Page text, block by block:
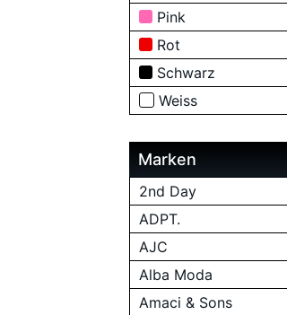
Pink
Rot
Schwarz
Weiss
Marken
2nd Day
ADPT.
AJC
Alba Moda
Amaci & Sons